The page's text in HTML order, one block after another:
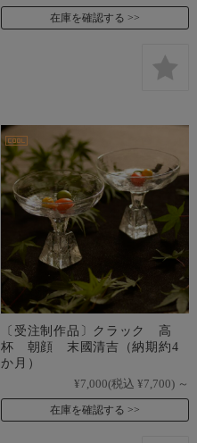
在庫を確認する
〔受注制作品〕クラック 高
杯 朝顔 末國清吉（納期約4
か月）
¥7,000(税込 ¥7,700) ～
在庫を確認する